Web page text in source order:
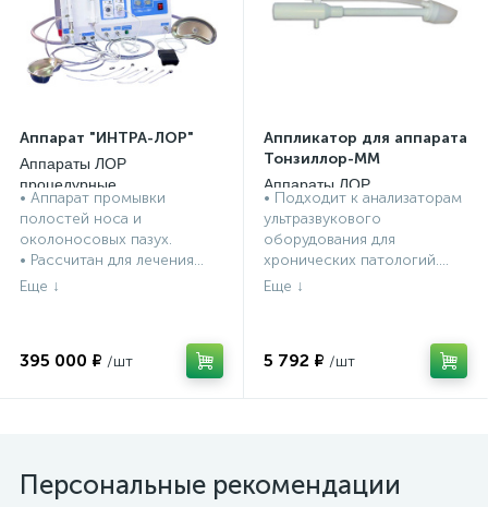
Аппарат "ИНТРА-ЛОР"
Аппараты ЛОР
процедурные
• Аппарат промывки
полостей носа и
околоносовых пазух.
• Рассчитан для лечения...
395 000 ₽
Аппликатор для аппарата
Тонзиллор-ММ
Аппараты ЛОР
процедурные
• Подходит к анализаторам
ультразвукового
оборудования для
хронических патологий....
5 792 ₽
Персональные рекомендации